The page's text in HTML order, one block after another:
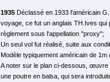
1935 Déclassé en 1933 l'américain
voyage, ce fut un anglais TH.Ives qui
règlement sous l'appellation ''proxy'';
Un seul vol fut réalisé, suite aux
Modèle typiquement américain de
A noter sur le plan ci-dessous, œuvre
une poutre en balsa, qui sera